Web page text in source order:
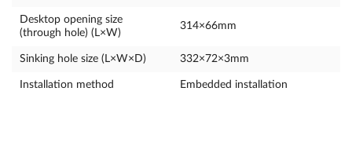
Desktop opening size
(through hole) (L×W)
314×66mm
Sinking hole size (L×W×D) 332×72×3mm
Installation method Embedded installation